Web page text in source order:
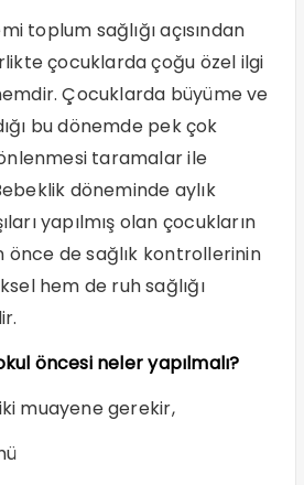
toplum sağlığı açısından
çocuklarda çoğu özel ilgi
Çocuklarda büyüme ve
bu dönemde pek çok
taramalar ile
döneminde aylık
yapılmış olan çocukların
önce de sağlık kontrollerinin
hem de ruh sağlığı
öncesi neler yapılmalı?
muayene gerekir,